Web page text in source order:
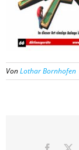
VonLothar Bornhofen